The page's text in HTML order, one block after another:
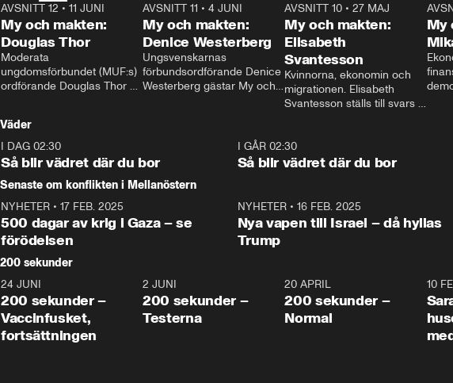
26:27
AVSNITT 12 • 11 JUNI
My och makten:
Douglas Thor
Moderata
ungdomsförbundet (MUF:s)
ordförande Douglas Thor
tonårsutvisningarna och hur
Moderaterna ska locka
väljare till valet i höst.
23:40
AVSNITT 11 •4 JUNI
My och makten:
Denice Westerberg
Ungsvenskarnas
förbundsordförande Denice
Westerberg gästar My och
AVSNITT 10 •27 MAJ
My och makten:
Elisabeth
Svantesson
Kvinnorna, ekonomin och
migrationen. Elisabeth
Svantesson ställs till svars
My
Väder
I DAG 02:30
Så blir vädret där du bor
I GÅR 02:30
Så blir vädret där du bor
Senaste om konflikten i Mellanöstern
NYHETER • 17 FEB. 2025
500 dagar av krig i Gaza – se
förödelsen
NYHETER• 16 FEB. 2025
Nya vapen till Israel – då hyllas
Trump
200 sekunder
5:00
24 JUNI
200 sekunder –
Vaccinfusket,
fortsättningen
4:23
2 JUNI
200 sekunder –
Testerna
20 APRIL
200 sekunder –
Normal
10